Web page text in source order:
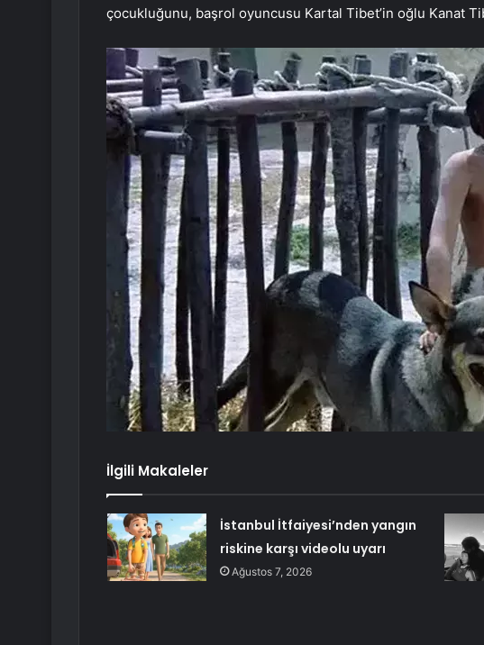
çocukluğunu, başrol oyuncusu Kartal Tibet’in oğlu Kanat
İlgili Makaleler
İstanbul İtfaiyesi’nden yangın
riskine karşı videolu uyarı
Ağustos 7, 2026